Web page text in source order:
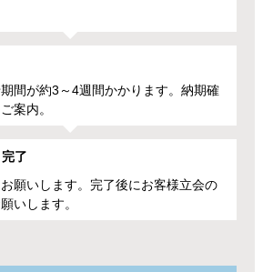
間が約3～4週間かかります。納期確
案内。
了
願いします。完了後にお客様立会の
いします。